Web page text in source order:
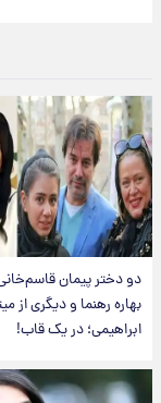
دو دختر پیمان
بهاره رهنما و دیگری از
ابراهیمی؛ در یک قاب!